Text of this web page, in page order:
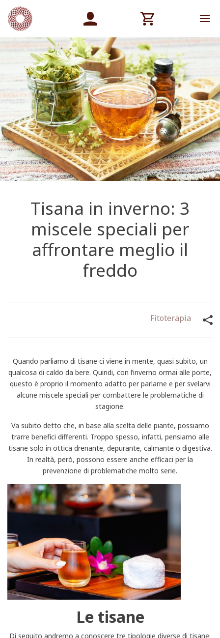
Tisana in inverno: 3
miscele speciali per
affrontare meglio il
freddo
Fitoterapia
Quando parliamo di tisane ci viene in mente, quasi subito, un
qualcosa di caldo da bere. Quindi, con l’inverno ormai alle porte,
questo è proprio il momento adatto per parlarne e per svelarvi
alcune miscele speciali per combattere le problematiche di
stagione.
Va subito detto che, in base alla scelta delle piante, possiamo
trarre benefici differenti. Troppo spesso, infatti, pensiamo alle
tisane solo in ottica drenante, depurante, calmante o digestiva.
In realtà, però, possono essere anche efficaci per la
prevenzione di problematiche molto serie.
Le tisane
Di seguito andremo a conoscere tre tipologie diverse di tisane: